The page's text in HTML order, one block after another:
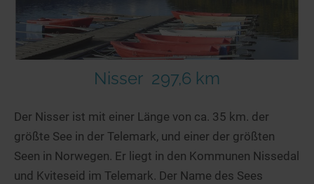
Nisser 297,6 km
Der Nisser ist mit einer Länge von ca. 35 km. der
größte See in der Telemark, und einer der größten
Seen in Norwegen. Er liegt in den Kommunen Nissedal
und Kviteseid im Telemark. Der Name des Sees